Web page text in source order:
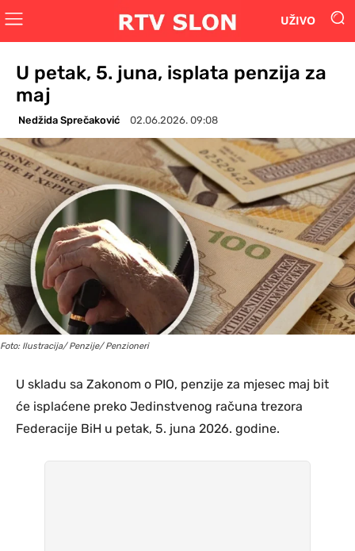
UŽIVO
U petak, 5. juna, isplata penzija za
maj
Nedžida Sprečaković 02.06.2026. 09:08
Foto: Ilustracija/ Penzije/ Penzioneri
U skladu sa Zakonom o PIO, penzije za mjesec maj bit
će isplaćene preko Jedinstvenog računa trezora
Federacije BiH u petak, 5. juna 2026. godine.